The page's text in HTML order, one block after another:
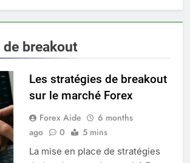
breakout
Les stratégies de breakout
sur le marché Forex
Forex Aide
6 months
ago
0 5 mins
La mise en place de stratégies